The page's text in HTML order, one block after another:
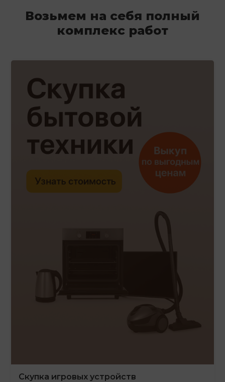
Возьмем на себя полный
комплекс работ
Скупка игровых устройств